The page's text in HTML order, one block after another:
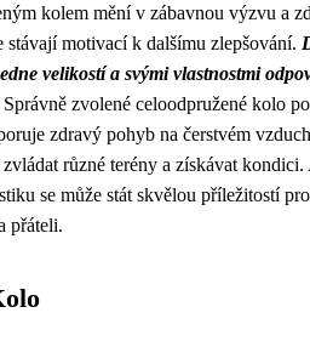
kolem mění v zábavnou výzvu a
stávají motivací k dalšímu zlepšování.
velikostí a svými vlastnostmi
Správně zvolené celoodpružené kolo
zdravý pohyb na čerstvém
různé terény a získávat kondici.
se může stát skvělou příležitostí
přáteli.